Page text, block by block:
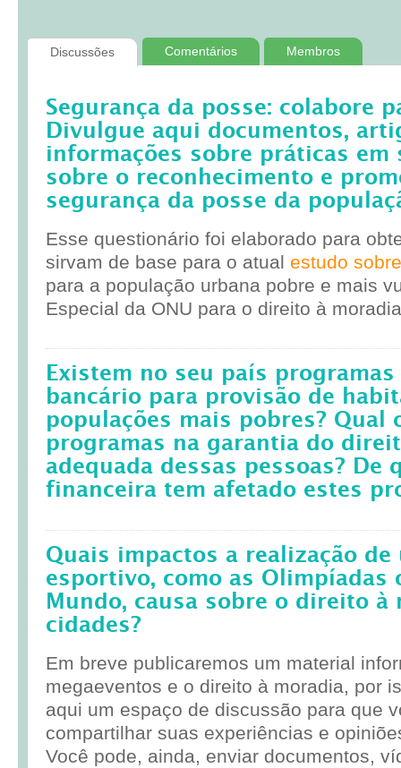
Discussões Comentários Membros
Segurança da posse: colabore
Divulgue aqui documentos,
informações sobre práticas em
sobre o reconhecimento e
segurança da posse da
Esse questionário foi elaborado para
sirvam de base para o atual estudo
para a população urbana pobre e mais
Especial da ONU para o direito à
Existem no seu país
bancário para provisão de
populações mais pobres? Qual
programas na garantia do
adequada dessas pessoas? De
financeira tem afetado estes
Quais impactos a realização de
esportivo, como as Olimpíadas
Mundo, causa sobre o direito à
cidades?
Em breve publicaremos um material
megaeventos e o direito à moradia, por
aqui um espaço de discussão para que
compartilhar suas experiências e
Você pode, ainda, enviar documentos,